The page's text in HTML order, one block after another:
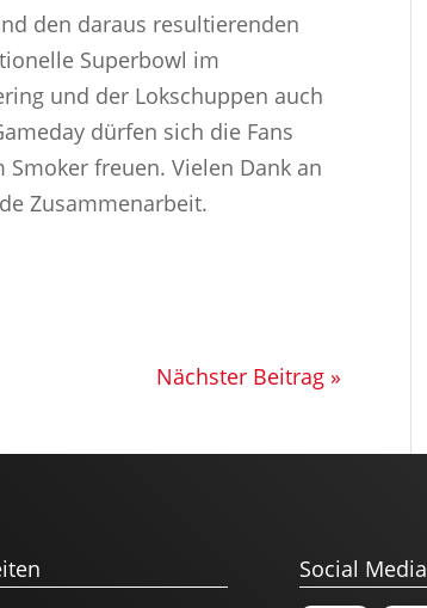
den daraus resultierenden
Superbowl im
und der Lokschuppen auch
dürfen sich die Fans
freuen. Vielen Dank an
Zusammenarbeit.
Nächster Beitrag »
Social Media